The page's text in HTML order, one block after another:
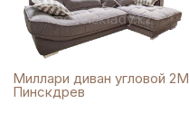
Миллари диван угловой 2М
Пинскдрев